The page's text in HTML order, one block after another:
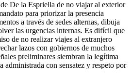
De la Espriella de no viajar al exterior
para priorizar la presencia
a través de sedes alternas, dibuja
las urgencias internas. Es difícil que
de no realizar viajes al extranjero
lazos con gobiernos de muchos
preliminares siembran la legítima
administrada con sensatez y respeto por